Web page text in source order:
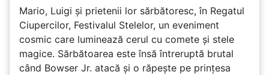
Mario, Luigi și prietenii lor sărbătoresc, în Regatul
Ciupercilor, Festivalul Stelelor, un eveniment
cosmic care luminează cerul cu comete și stele
magice. Sărbătoarea este însă întreruptă brutal
când Bowser Jr. atacă și o răpește pe prinţesa